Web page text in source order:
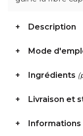
Description
Mode
Ingrédients
Livraison et